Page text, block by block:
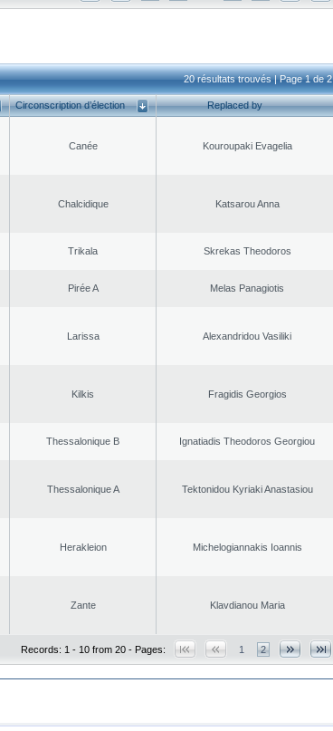
20 résultats trouvés | Page 1 de 2
Circonscription d’élection Replaced by
Canée Kouroupaki Evagelia
Chalcidique Katsarou Anna
Trikala Skrekas Theodoros
Pirée A Melas Panagiotis
Larissa Alexandridou Vasiliki
Kilkis Fragidis Georgios
Thessalonique B Ignatiadis Theodoros Georgiou
Thessalonique A Tektonidou Kyriaki Anastasiou
Herakleion Michelogiannakis Ioannis
Zante Klavdianou Maria
Records: 1 - 10 from 20 - Pages: 1 2